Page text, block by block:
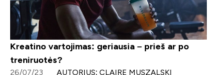
Kreatino vartojimas: geriausia – prieš ar po
treniruotės?
26/07/23 AUTORIUS: CLAIRE MUSZALSKI